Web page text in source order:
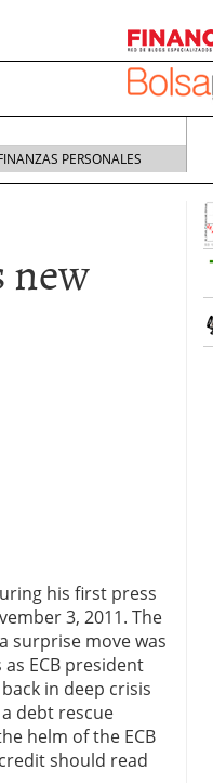
empresas
Antes de
para pymes
propia
PERSONALES
new
his first press
3, 2011. The
surprise move was
ECB president
in deep crisis
debt rescue
helm of the ECB
credit should read